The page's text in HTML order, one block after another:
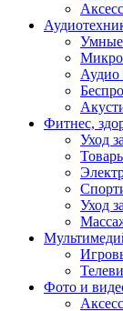
Умные
Аудио
Фитнес,
Уход
Уход
Фото и